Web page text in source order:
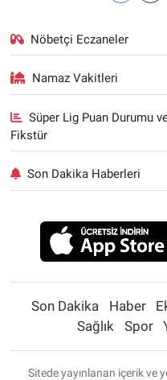
Nöbetçi Eczaneler
Namaz Vakitleri
Süper Lig Puan Durumu
Fikstür
Son Dakika Haberleri
Son Dakika Haber
Sağlık
Spor
Sitede yayınlanan içerik ve